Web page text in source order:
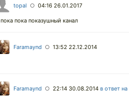
topal ○ 04:16 26.01.2017
пока пока показушный канал
Faramaynd ○ 13:52 22.12.2014
Faramaynd ○ 22:14 30.08.2014 в ответ